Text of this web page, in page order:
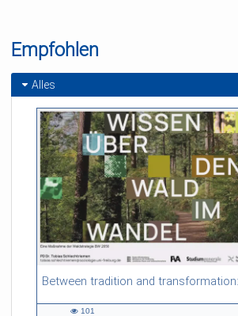
Empfohlen
Alles
54:13 duration
101